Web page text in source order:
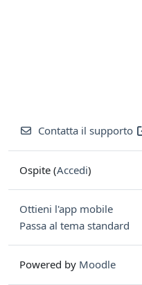
Contatta il supporto
Ospite (Accedi)
Ottieni l'app mobile
Passa al tema standard
Powered by Moodle